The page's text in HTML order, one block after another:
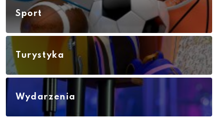
Sport
Turystyka
Wydarzenia